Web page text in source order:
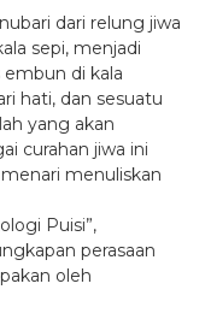
dari relung jiwa
sepi, menjadi
di kala
hati, dan sesuatu
yang akan
curahan jiwa ini
menuliskan
Puisi”,
perasaan
oleh